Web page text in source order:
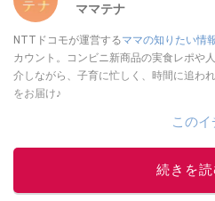
ママテナ
NTTドコモが運営するママの知りたい情
カウント。コンビニ新商品の実食レポや
介しながら、子育に忙しく、時間に追わ
をお届け♪
この
続きを読